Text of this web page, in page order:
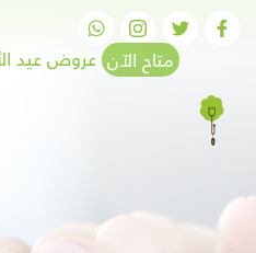
متاح الآن عروض عيد